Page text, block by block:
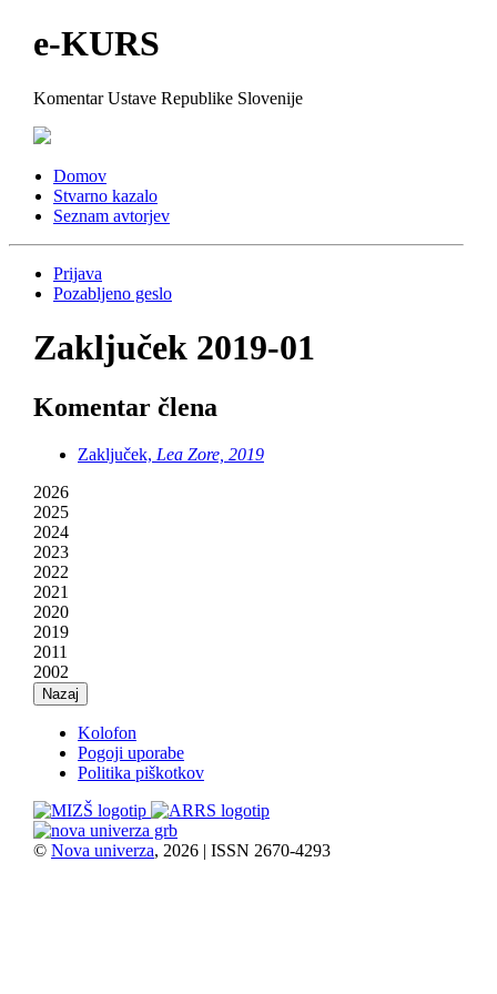
e-KURS
Komentar Ustave Republike Slovenije
Domov
Stvarno kazalo
Seznam avtorjev
Prijava
Pozabljeno geslo
Zaključek 2019-01
Komentar člena
Zaključek, Lea Zore, 2019
2026
2025
2024
2023
2022
2021
2020
2019
2011
2002
Nazaj
Kolofon
Pogoji uporabe
Politika piškotkov
© Nova univerza, 2026 | ISSN 2670-4293